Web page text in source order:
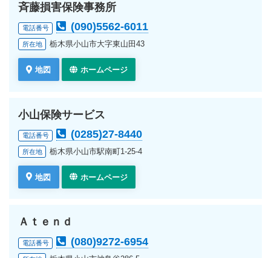
斉藤損害保険事務所
電話番号 (090)5562-6011
所在地 栃木県小山市大字東山田43
地図 ホームページ
小山保険サービス
電話番号 (0285)27-8440
所在地 栃木県小山市駅南町1-25-4
地図 ホームページ
Ａｔｅｎｄ
電話番号 (080)9272-6954